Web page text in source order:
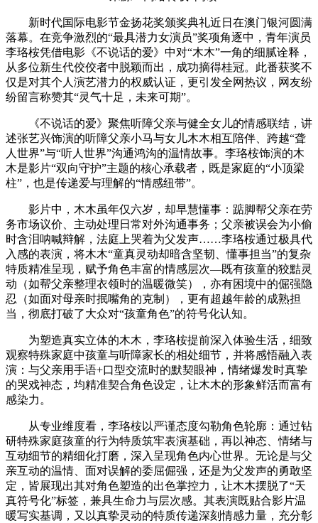
新时代国际电影节金扬花奖颁奖典礼近日在澳门银河圆满
落幕。在竞争激烈的“最具潜力女演员”奖项角逐中，青年演员
李珞桉凭借电影《不说话的爱》中对“木木”一角的细腻诠释，
从多位新生代佼佼者中脱颖而出，成功摘得桂冠。此番获奖不
仅是对其个人演艺潜力的权威认证，更引发全网热议，网友纷
纷留言称赞其“灵气十足，未来可期”。
《不说话的爱》聚焦听障父亲与健全女儿的情感联结，讲
述张艺兴饰演的听障父亲小马与女儿木木相互陪伴、跨越“聋
人世界”与“听人世界”沟通鸿沟的温情故事。李珞桉饰演的木
木是影片“双向守护”主题的核心承载者，既是家庭的“小顶梁
柱”，也是传递爱与理解的“情感纽带”。
影片中，木木虽年仅六岁，却早慧懂事：踮脚帮父亲在劳
务市场议价、主动处理日常对外沟通事务；父亲被误会为小偷
时含泪呐喊辩解，法庭上哭着为父发声……李珞桉通过极具代
入感的表演，将木木“童真灵动却暗含坚韧、懂事担当”的复杂
特质精准呈现，赋予角色丰富的情感层次—既有孩童的狡黠灵
动（如帮父亲整理衣领时的温暖微笑），亦有困境中的倔强隐
忍（如面对母亲时抿嘴角的克制），更有超越年龄的成熟担
当，彻底打破了大众对“孩童角色”的符号化认知。
为塑造真实立体的木木，李珞桉提前深入体验生活，细致
观察特殊家庭中孩童与听障家长的相处细节，并将感悟融入表
演：与父亲用手语+口型交流时的默契眼神，情绪爆发时真挚
的哭戏神态，均精准契合角色设定，让木木的形象鲜活而富有
感染力。
从专业维度看，李珞桉以严谨态度勾勒角色轮廓：通过钻
研特殊家庭孩童的行为特质筑牢表演基础，再以神态、情绪与
互动细节的精细化打磨，深入呈现角色内心世界。无论是与父
亲互动的温情、面对误解的委屈倔强，还是为父发声的勇敢坚
定，皆展现出其对角色塑造的出色掌控力，让木木摆脱了“天
真符号化”标签，兼具生命力与层次感。其表演既贴合影片温
暖写实基调，又以真挚灵动的特质传递深刻情感力量，充分彰